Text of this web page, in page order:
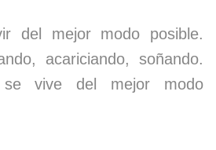
del mejor modo posible.
acariciando, soñando.
se vive del mejor modo